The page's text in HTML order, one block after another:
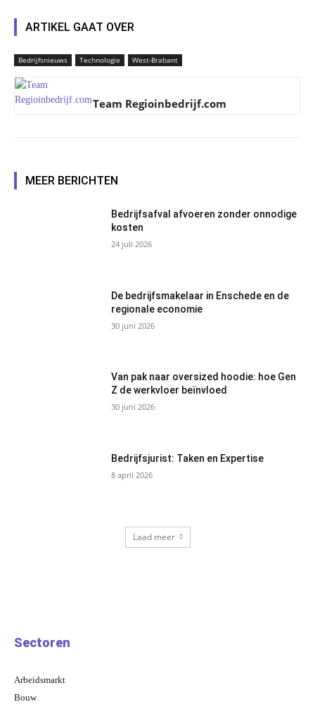
ARTIKEL GAAT OVER
Bedrijfsnieuws Technologie West-Brabant
Team Regioinbedrijf.com
MEER BERICHTEN
Bedrijfsafval afvoeren zonder onnodige
kosten
24 juli 2026
De bedrijfsmakelaar in Enschede en de
regionale economie
30 juni 2026
Van pak naar oversized hoodie: hoe Gen
Z de werkvloer beïnvloed
30 juni 2026
Bedrijfsjurist: Taken en Expertise
8 april 2026
Laad meer
Sectoren
Arbeidsmarkt
Bouw